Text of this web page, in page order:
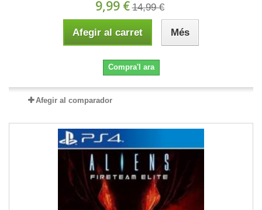
9,99 € 14,99 €
Afegir al carret Més
Compra'l ara
Afegir al comparador